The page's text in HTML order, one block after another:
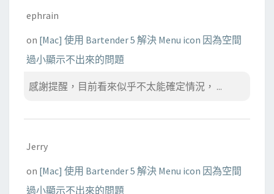
ephrain
on [Mac] 使用 Bartender 5 解決 Menu icon 因為空間
過小顯示不出來的問題
感謝提醒，目前看來似乎不太能確定情況， ...
Jerry
on [Mac] 使用 Bartender 5 解決 Menu icon 因為空間
過小顯示不出來的問題